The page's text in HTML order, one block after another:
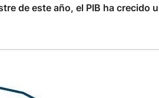
de este año, el PIB ha crecido